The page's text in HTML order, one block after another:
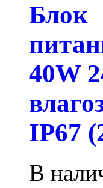
Блок
40W
IP67
В